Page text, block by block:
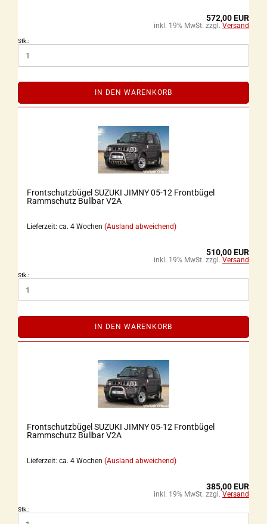
572,00 EUR
inkl. 19% MwSt. zzgl. Versand
Stk.:
IN DEN WARENKORB
Frontschutzbügel SUZUKI JIMNY 05-12 Frontbügel
Rammschutz Bullbar V2A
Lieferzeit: ca. 4 Wochen (Ausland abweichend)
510,00 EUR
inkl. 19% MwSt. zzgl. Versand
Stk.:
IN DEN WARENKORB
Frontschutzbügel SUZUKI JIMNY 05-12 Frontbügel
Rammschutz Bullbar V2A
Lieferzeit: ca. 4 Wochen (Ausland abweichend)
385,00 EUR
inkl. 19% MwSt. zzgl. Versand
Stk.: